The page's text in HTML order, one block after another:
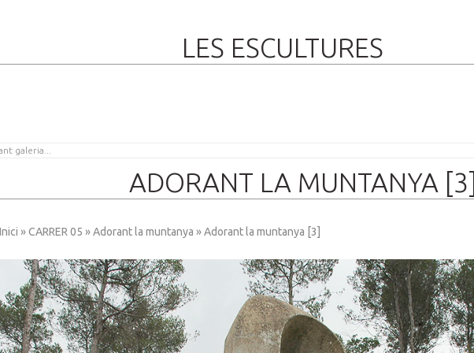
LES ESCULTURES
ADORANT LA MUNTANYA [3]
»CARRER 05 »Adorant la muntanya » Adorant la muntanya [3]